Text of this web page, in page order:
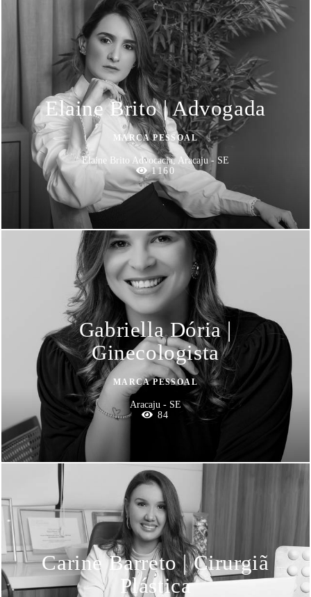
Elaine Brito | Advogada
MARCA PESSOAL
Elaine Brito Advocacia, Aracaju - SE
1160
Gabriella Dória |
Ginecologista
MARCA PESSOAL
Aracaju - SE
84
Carine Barreto | Cirurgiã
Plástica